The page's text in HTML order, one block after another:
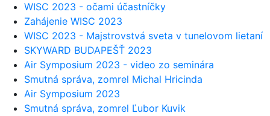
WISC 2023 - očami účastníčky
Zahájenie WISC 2023
WISC 2023 - Majstrovstvá sveta v tunelovom lietaní
SKYWARD BUDAPEŠŤ 2023
Air Symposium 2023 - video zo seminára
Smutná správa, zomrel Michal Hricinda
Air Symposium 2023
Smutná správa, zomrel Ľubor Kuvik